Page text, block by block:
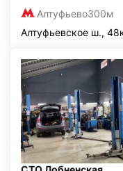
Алтуфьево300м
Алтуфьевское ш.,